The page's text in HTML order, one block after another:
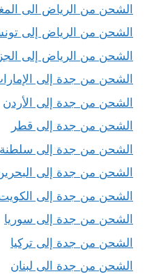
الشحن من الرياض الى
الشحن من الرياض إلى
الشحن من الرياض إلى
الشحن من جدة إلى
الشحن من جدة إلى الأردن
الشحن من جدة إلى قطر
الشحن من جدة إلى
الشحن من جدة إلى
الشحن من جدة إلى
الشحن من جدة إلى سوريا
الشحن من جدة إلى تركيا
الشحن من جدة الى لبنان